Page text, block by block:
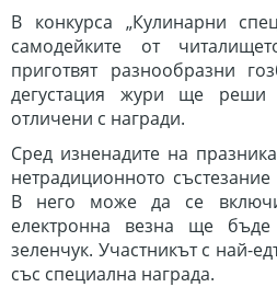
В конкурса „Кулинарни
самодейките от
приготвят разнообразни
дегустация жури ще
отличени с награди.
Сред изненадите на
нетрадиционното
В него може да се
електронна везна ще бъде
зеленчук. Участникът с най-
със специална награда.